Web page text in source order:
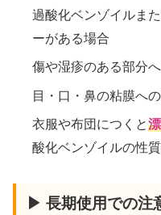
過酸化ベンゾイルま
ーがある場合
傷や湿疹のある部分
目・口・鼻の粘膜へ
衣服や布団につくと
酸化ベンゾイルの性質
▶ 長期使用での注